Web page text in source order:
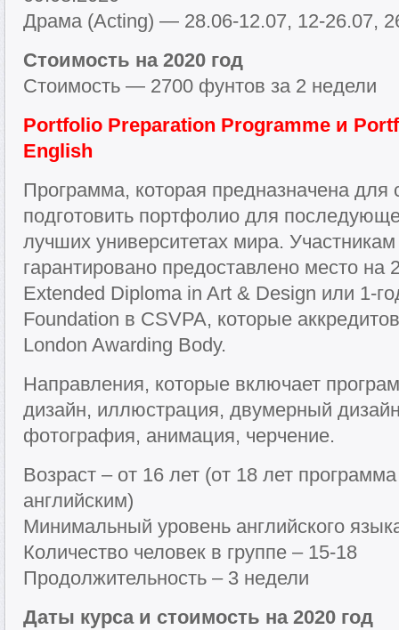
Драма (Acting) — 28.06-12.07, 12-26.07,
Стоимость на 2020 год
Стоимость — 2700 фунтов за 2 недели
Portfolio Preparation Programme и
English
Программа, которая предназначена
подготовить портфолио для
лучших университетах мира.
гарантировано предоставлено место на
Extended Diploma in Art & Design или 1-
Foundation в CSVPA, которые
London Awarding Body.
Направления, которые включает
дизайн, иллюстрация, двумерный
фотография, анимация, черчение.
Возраст – от 16 лет (от 18 лет
английским)
Минимальный уровень английского
Количество человек в группе – 15-18
Продолжительность – 3 недели
Даты курса и стоимость на 2020 год